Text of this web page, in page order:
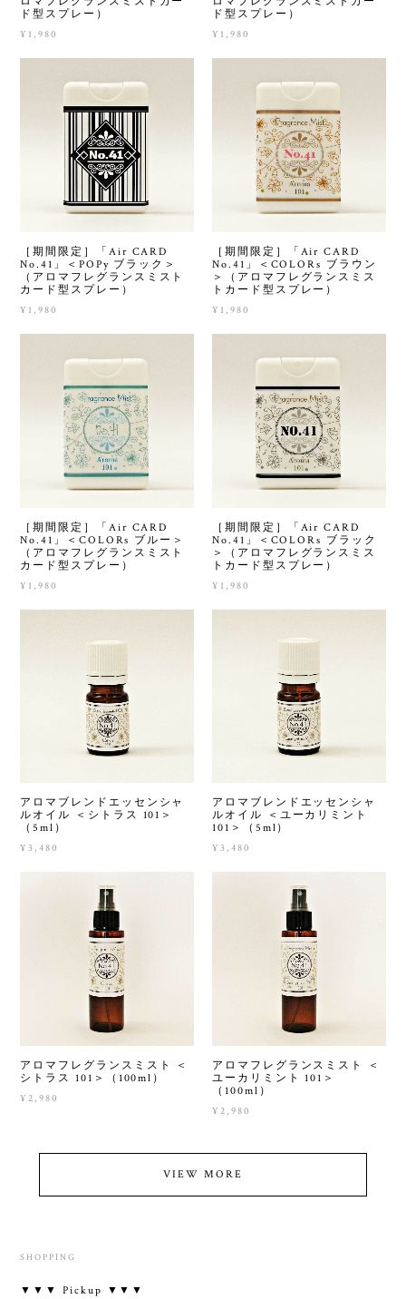
ド型スプレー）
¥1,980
ド型スプレー）
¥1,980
［期間限定］「Air CARD
No.41」＜POPy ブラック＞
（アロマフレグランスミスト
カード型スプレー）
¥1,980
［期間限定］「Air CARD
No.41」＜COLORs ブラウン
＞（アロマフレグランスミス
トカード型スプレー）
¥1,980
［期間限定］「Air CARD
No.41」＜COLORs ブルー＞
（アロマフレグランスミスト
カード型スプレー）
¥1,980
［期間限定］「Air CARD
No.41」＜COLORs ブラック
＞（アロマフレグランスミス
トカード型スプレー）
¥1,980
アロマブレンドエッセンシャ
ルオイル ＜シトラス 101＞
（5ml）
¥3,480
アロマブレンドエッセンシャ
ルオイル ＜ユーカリミント
101＞（5ml）
¥3,480
アロマフレグランスミスト ＜
シトラス 101＞（100ml）
¥2,980
アロマフレグランスミスト ＜
ユーカリミント 101＞
（100ml）
¥2,980
VIEW MORE
SHOPPING
▼▼▼ Pickup ▼▼▼